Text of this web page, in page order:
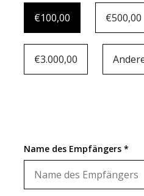
Antiker Marmor
KI-fähige Datenbank
€100,00 €500,00
€3.000,00
Name des Empfängers *